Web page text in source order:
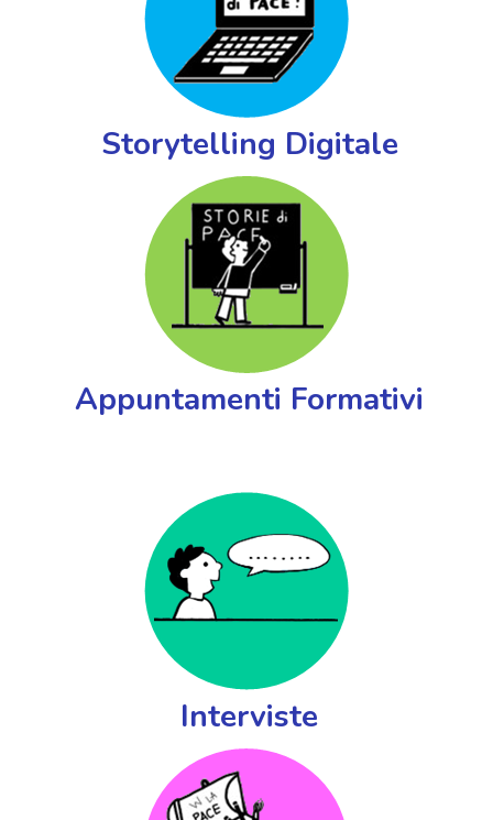
Storytelling Digitale
Appuntamenti Formativi
Interviste